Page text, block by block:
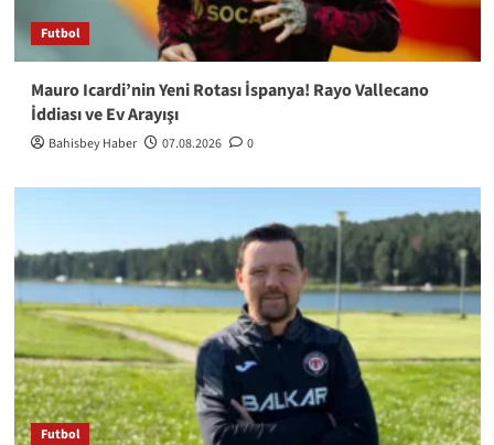
Futbol
Mauro Icardi’nin Yeni Rotası İspanya! Rayo Vallecano
İddiası ve Ev Arayışı
Bahisbey Haber 07.08.2026 0
Futbol